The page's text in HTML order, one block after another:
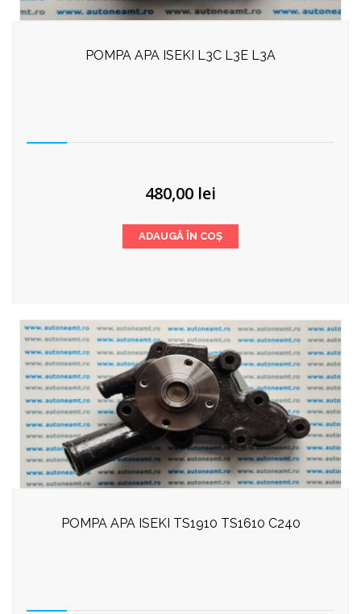
POMPA APA ISEKI L3C L3E L3A
480,00 lei
ADAUGĂ ÎN COȘ
POMPA APA ISEKI TS1910 TS1610 C240